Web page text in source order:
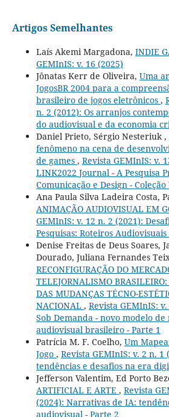
Artigos Semelhantes
Laís Akemi Margadona, INDIE
GEMInIS: v. 16 (2025)
Jônatas Kerr de Oliveira, Uma
JogosBR 2004 para a
brasileiro de jogos eletrônicos ,
n. 2 (2012): Os arranjos
do audiovisual e da economia
Daniel Prieto, Sérgio Nesteriuk ,
fenômeno na cena de
de games , Revista GEMInIS: v.
LINK2022 Journal - A Pesquisa
Comunicação e Design - Coleção
Ana Paula Silva Ladeira Costa,
ANIMAÇÃO AUDIOVISUAL EM
GEMInIS: v. 12 n. 2 (2021):
Pesquisas: Roteiros Audiovisuais
Denise Freitas de Deus Soares,
Dourado, Juliana Fernandes
RECONFIGURAÇÃO DO
TELEJORNALISMO
DAS MUDANÇAS TÉCNO-
NACIONAL , Revista GEMInIS:
Sob Demanda - novo modelo
audiovisual brasileiro - Parte 1
Patrícia M. F. Coelho, Um
Jogo , Revista GEMInIS: v. 2 n.
tendências e desafios na era
Jefferson Valentim, Ed Porto
ARTIFICIAL E ARTE , Revista
(2024): Narrativas de IA:
audiovisual - Parte 2